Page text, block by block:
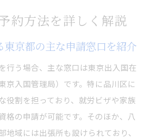
約方法を詳しく解説
東京都の主な申請窓口を紹介
行う場合、主な窓口は東京出入国在
京入国管理局）です。特に品川区に
役割を担っており、就労ビザや家族
格の申請が可能です。そのほか、八
地域には出張所も設けられており、